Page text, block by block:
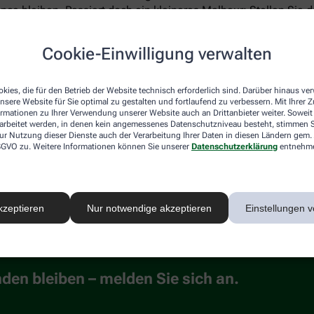
Cookie-Einwilligung verwalten
die für den Betrieb der Website technisch erforderlich sind. Darüber hinaus
Website für Sie optimal zu gestalten und fortlaufend zu verbessern. Mit Ihrer
zu Ihrer Verwendung unserer Website auch an Drittanbieter weiter. Soweit
werden, in denen kein angemessenes Datenschutzniveau besteht, stimmen
Nutzung dieser Dienste auch der Verarbeitung Ihrer Daten in diesen Ländern
zu. Weitere Informationen können Sie unserer Datenschutzerklärung
Nur notwendige akzeptieren Einstellungen
bleiben. Passiert doch ein kleineres Malheur: Stellen Sie
die gestauchte oder gezerrte Stelle zu wickeln, beugt
die Beweglichkeit. Kleine oberflächliche
immer ärztlichen Rat einholen!
sollten Sie Dinge vorrätig haben, die bei
wie Diclofenac oder Ibuprofen wirken als Gele oder Cremes
Sportgel mit Menthol und Salicylaten. Auch
Bewährt bei verspannten Muskeln haben sich
lindern die akute Pein. Auch Cremes, Gele oder Roll-Ons
verspannte Muskeln. Probieren Sie es aus. Gut erholt
bleiben – melden Sie sich an.